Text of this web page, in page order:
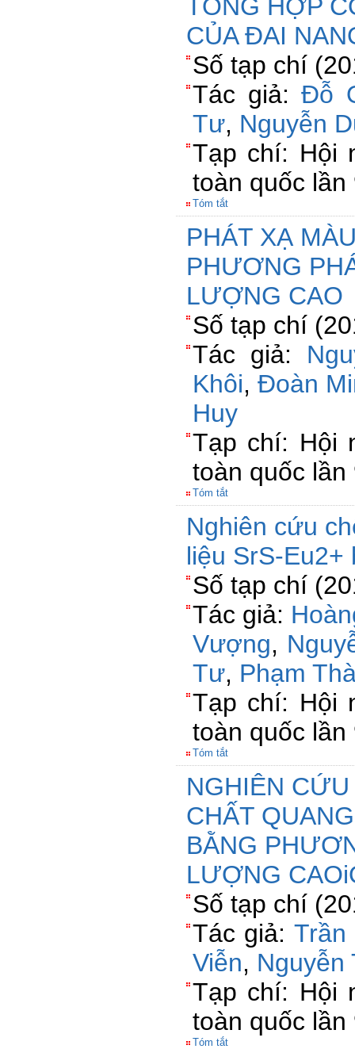
TỔNG HỢP
CỦA ĐAI
Số tạp chí
Tác giả: Đỗ
Tư, Nguyễn
Tạp chí: Hội
toàn quốc lần
Tóm tắt
PHÁT XẠ
PHƯƠNG
LƯỢNG CAO
Số tạp chí
Tác giả:
Khôi, Đoàn
Huy
Tạp chí: Hội
toàn quốc lần
Tóm tắt
Nghiên cứu
liệu SrS-
Số tạp chí
Tác giả:
Vượng,
Tư, Phạm
Tạp chí: Hội
toàn quốc lần
Tóm tắt
NGHIÊN
CHẤT
BẰNG
LƯỢNG
Số tạp chí
Tác giả:
Viễn, Nguyễn
Tạp chí: Hội
toàn quốc lần
Tóm tắt